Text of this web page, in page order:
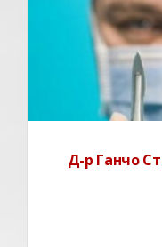
Д-р Ганчо
кабинет
Св. Анна в град
Д-р Ганчо